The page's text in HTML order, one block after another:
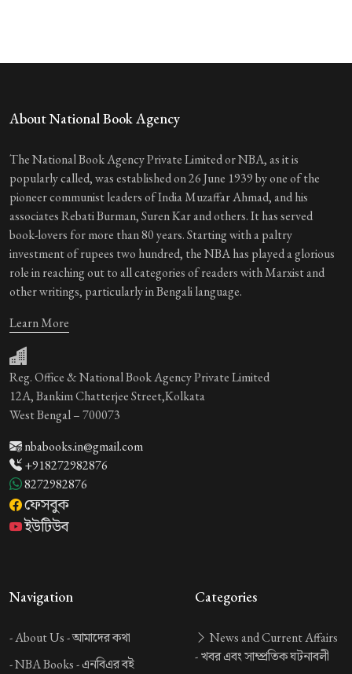
About National Book Agency
The National Book Agency Private Limited or NBA, as it is
popularly called, was established on 26 June 1939 by one of the
pioneer communist leaders of India Muzaffar Ahmad, and his
associates Rebati Burman, Suren Kar and others. It has served
book-lovers for more than 80 years. Starting with a paltry
investment of rupees two hundred, the NBA has played a glorious
role in reaching out to all categories of readers with Marxist and
other writings, particularly in Bengali language.
Learn More
Reg. Office & National Book Agency Private Limited
12A, Bankim Chatterjee Street,Kolkata
West Bengal – 700073
nbabooks.in@gmail.com
+918272982876
8272982876
ফেসবুক
ইউটিউব
Navigation
-About Us -আমাদের কথা
-NBA Books -এনবিএর বই
Categories
News and Current Affairs
-খবর এবং সাম্প্রতিক ঘটনাবলী